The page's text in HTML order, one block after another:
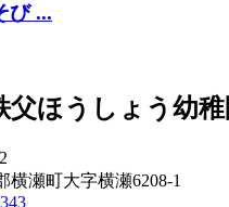
び ...
横瀬町大字横瀬6208-1